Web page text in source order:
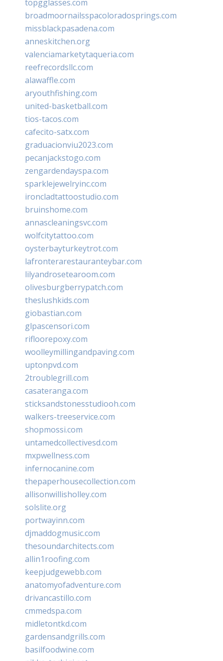
topgglasses.com
broadmoornailsspacoloradosprings.com
missblackpasadena.com
anneskitchen.org
valenciamarketytaqueria.com
reefrecordsllc.com
alawaffle.com
aryouthfishing.com
united-basketball.com
tios-tacos.com
cafecito-satx.com
graduacionviu2023.com
pecanjackstogo.com
zengardendayspa.com
sparklejewelryinc.com
ironcladtattoostudio.com
bruinshome.com
annascleaningsvc.com
wolfcitytattoo.com
oysterbayturkeytrot.com
lafronterarestauranteybar.com
lilyandrosetearoom.com
olivesburgberrypatch.com
theslushkids.com
giobastian.com
glpascensori.com
rifloorepoxy.com
woolleymillingandpaving.com
uptonpvd.com
2troublegrill.com
casateranga.com
sticksandstonesstudiooh.com
walkers-treeservice.com
shopmossi.com
untamedcollectivesd.com
mxpwellness.com
infernocanine.com
thepaperhousecollection.com
allisonwillisholley.com
solslite.org
portwayinn.com
djmaddogmusic.com
thesoundarchitects.com
allin1roofing.com
keepjudgewebb.com
anatomyofadventure.com
drivancastillo.com
cmmedspa.com
midletontkd.com
gardensandgrills.com
basilfoodwine.com